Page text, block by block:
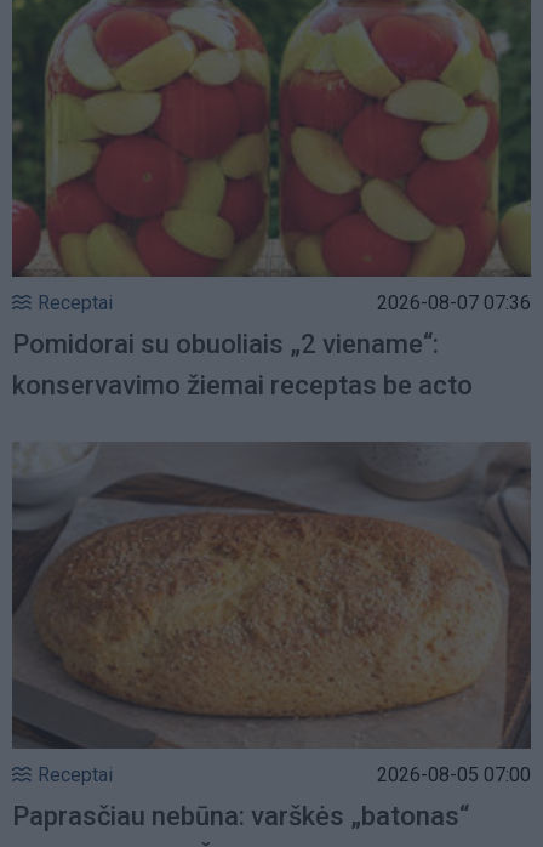
Receptai 2026-08-07 07:36
Pomidorai su obuoliais „2 viename“:
konservavimo žiemai receptas be acto
Receptai 2026-08-05 07:00
Paprasčiau nebūna: varškės „batonas“